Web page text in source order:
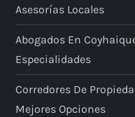
Asesorías Locales
Abogados En
Especialidades
Corredores De
Mejores Opciones